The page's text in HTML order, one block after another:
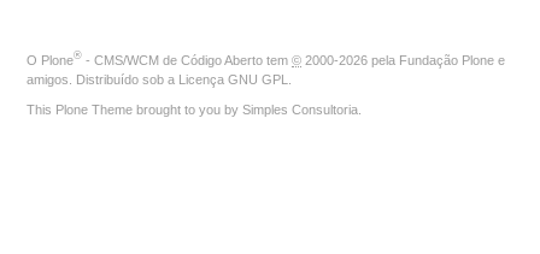
O Plone® - CMS/WCM de Código Aberto tem © 2000-2026 pela Fundação Plone e
amigos. Distribuído sob a Licença GNU GPL
This Plone Theme brought to you by Simples Consultoria